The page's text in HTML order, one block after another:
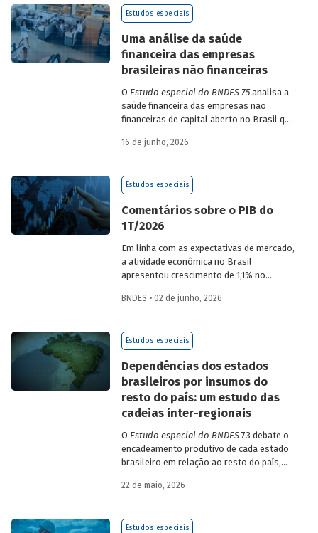
Estudos especiais
Uma análise da saúde
financeira das empresas
brasileiras não financeiras
O Estudo especial do BNDES 75analisa a
saúde financeira das empresas não
financeiras de capital aberto no Brasil que
valores. Para isso, parte de uma amostra
dimensões: lucratividade, solvência,
16 de junho, 2026
Estudos especiais
Comentários sobre o PIB do
1T/2026
Em linha com as expectativas de mercado,
a atividade econômica no Brasil
apresentou crescimento de 1,1% no
imediatamente anterior, na série ajustada
próximos meses no
BNDES • 02 de junho, 2026
Estudos especiais
Dependências dos estados
brasileiros por insumos do
resto do país: um estudo das
cadeias inter-regionais
O Estudo especial do BNDES73 debate o
encadeamento produtivo de cada estado
brasileiro em relação ao resto do país,
quanto o estímulo a um estado ou setor
metodologia de construção de matrizes
22 de maio, 2026
Estudos especiais